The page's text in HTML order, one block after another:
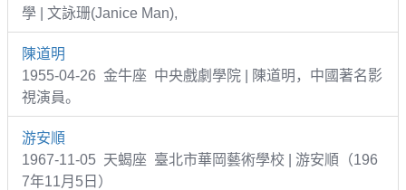
學 | 文詠珊(Janice Man),
陳道明
1955-04-26 金牛座 中央戲劇學院 | 陳道明，中國著名影
視演員。
游安順
1967-11-05 天蝎座 臺北市華岡藝術學校 | 游安順（196
7年11月5日）